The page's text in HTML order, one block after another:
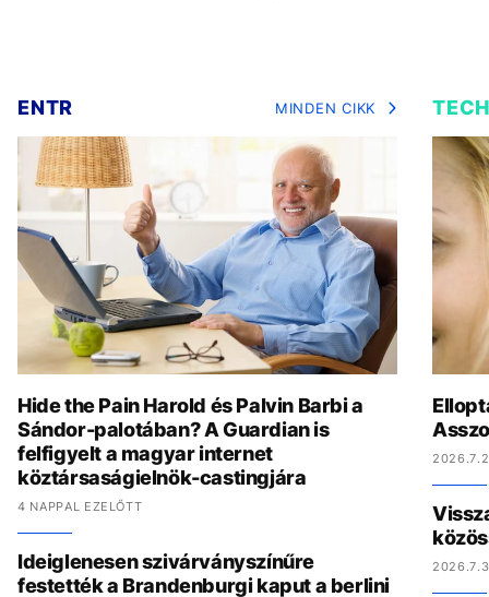
ENTR MINDEN CIKK
Hide the Pain Harold és Palvin Barbi a
Sándor-palotában? A Guardian is
felfigyelt a magyar internet
köztársaságielnök-castingjára
4 NAPPAL EZELŐTT
Ideiglenesen szivárványszínűre
festették a Brandenburgi kaput a berlini